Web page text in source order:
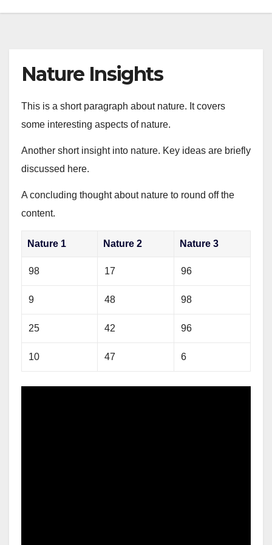
Nature Insights
This is a short paragraph about nature. It covers
some interesting aspects of nature.
Another short insight into nature. Key ideas are briefly
discussed here.
A concluding thought about nature to round off the
content.
Nature 1 Nature 2 Nature 3
98 17 96
9 48 98
25 42 96
10 47 6